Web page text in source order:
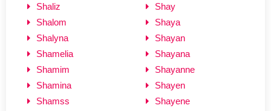
Shaliz
Shalom
Shalyna
Shamelia
Shamim
Shamina
Shamss
Shay
Shaya
Shayan
Shayana
Shayanne
Shayen
Shayene